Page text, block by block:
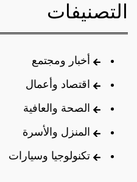
التصنيفات
أخبار ومجتمع
اقتصاد وأعمال
الصحة والعافية
المنزل والأسرة
تكنولوجيا وسيارات